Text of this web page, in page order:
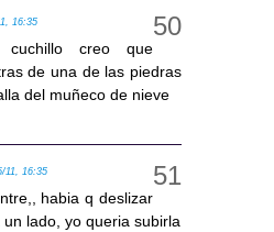
16:35
creo que
de una de las piedras
del muñeco de nieve
11, 16:35
habia q deslizar
un lado, yo queria subirla